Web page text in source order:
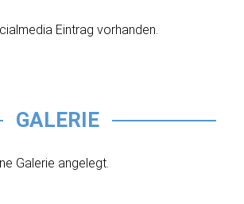
Eintrag vorhanden.
GALERIE
Galerie angelegt.